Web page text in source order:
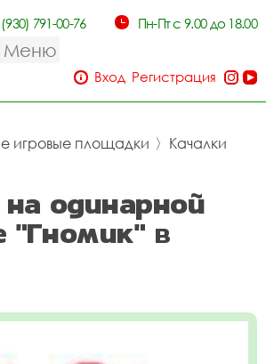
791-00-76 Пн-Пт с 9.00 до 18.00
Меню
Вход Регистрация
игровые площадки 〉 Качалки
одинарной
"Гномик" в